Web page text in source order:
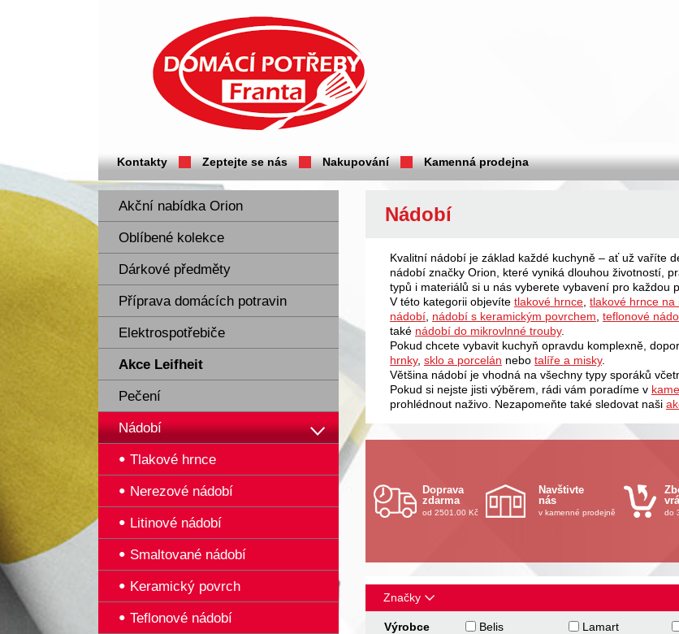
Kontakty Zeptejte se nás Nakupování Kamenná prodejna
Akční nabídka Orion
Oblíbené kolekce
Dárkové předměty
Příprava domácích potravin
Elektrospotřebiče
Akce Leifheit
Pečení
Nádobí
Tlakové hrnce
Nerezové nádobí
Litinové nádobí
Smaltované nádobí
Keramický povrch
Teflonové nádobí
Nádobí
Kvalitní nádobí je základ každé kuchyně – ať už vaříte
nádobí značky Orion, které vyniká dlouhou životností,
typů i materiálů si u nás vyberete vybavení pro každou
V této kategorii objevíte tlakové hrnce tlakové hrnce na
nádobí nádobí s keramickým povrchem teflonové
také nádobí do mikrovlnné trouby.
Pokud chcete vybavit kuchyň opravdu komplexně,
hrnky, sklo a porcelán nebo talíře a misky.
Většina nádobí je vhodná na všechny typy sporáků
Pokud si nejste jisti výběrem, rádi vám poradíme v
prohlédnout naživo. Nezapomeňte také sledovat naši
Doprava
zdarma
od 2501.00 Kč
Navštivte
nás
v kamenné prodejně do
Značky
Výrobce Belis Lamart